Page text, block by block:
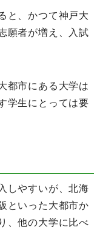
と、かつて神戸大
願者が増え、入試
都市にある大学は
学生にとっては要
しやすいが、北海
といった大都市か
、他の大学に比べ